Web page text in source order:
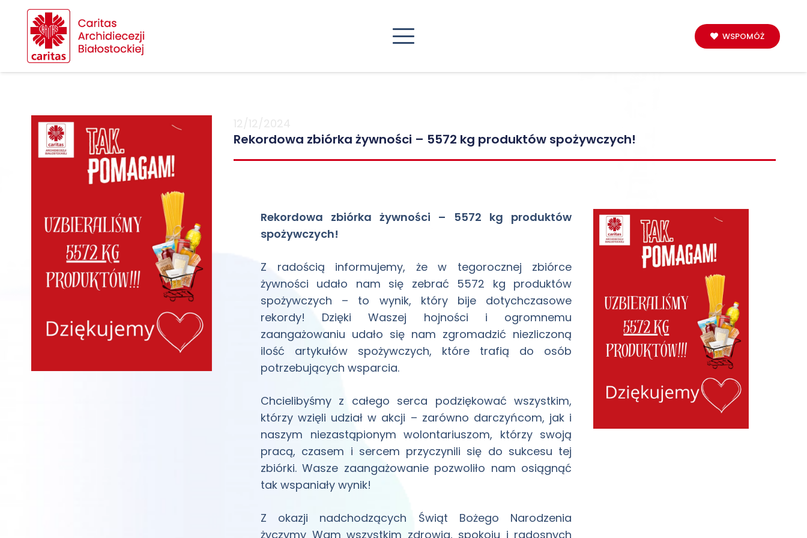
WSPOMÓŻ
Rekordowa zbiórka żywności – 5572 kg produktów spożywczych!
Rekordowa zbiórka żywności – 5572 kg produktów
spożywczych!
Z radością informujemy, że w tegorocznej zbiórce
żywności udało nam się zebrać 5572 kg produktów
spożywczych – to wynik, który bije dotychczasowe
rekordy! Dzięki Waszej hojności i ogromnemu
zaangażowaniu udało się nam zgromadzić niezliczoną
ilość artykułów spożywczych, które trafią do osób
potrzebujących wsparcia.
Chcielibyśmy z całego serca podziękować wszystkim,
którzy wzięli udział w akcji – zarówno darczyńcom, jak i
naszym niezastąpionym wolontariuszom, którzy swoją
pracą, czasem i sercem przyczynili się do sukcesu tej
zbiórki. Wasze zaangażowanie pozwoliło nam osiągnąć
tak wspaniały wynik!
Z okazji nadchodzących Świąt Bożego Narodzenia
życzymy Wam wszystkim zdrowia, spokoju i radosnych